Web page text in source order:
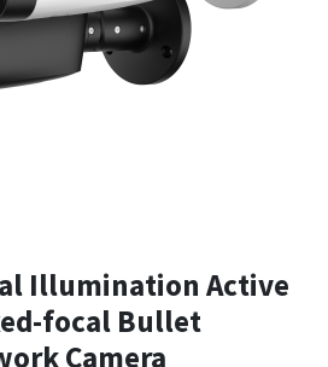
Illumination Active
focal Bullet
Camera